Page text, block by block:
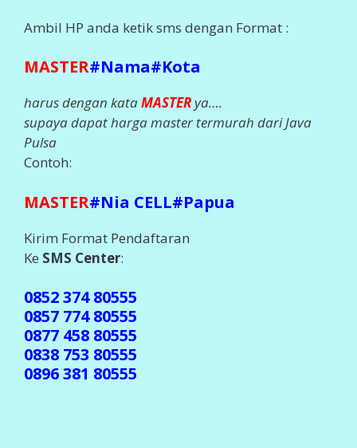
Ambil HP anda ketik sms dengan Format :
MASTER#Nama#Kota
harus dengan kataMASTER ya….
supaya dapat harga master termurah dari Java
Pulsa
Contoh:
MASTER#Nia CELL#Papua
Kirim Format Pendaftaran
Ke SMS Center:
0852 374 80555
0857 774 80555
0877 458 80555
0838 753 80555
0896 381 80555